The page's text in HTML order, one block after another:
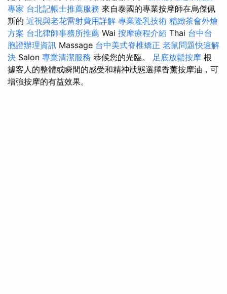
專家 台北記帳士推薦服務 來自泰國的專業按摩師在烏傑佩
斯的 近視與老花雷射費用詳解 專業隆乳技術 精緻茶會外燴
方案 台北律師事務所推薦 Wai 按摩療程介紹 Thai 台中台
胞證辦理資訊 Massage 台中美式脊椎矯正 老鼠問題快速解
決 Salon 專業清潔服務 恭候您的光臨。 足底放鬆按摩 根
據客人的整體或瞬間的感受和精神狀態選擇香薰按摩油，可
增強按摩的有益效果。